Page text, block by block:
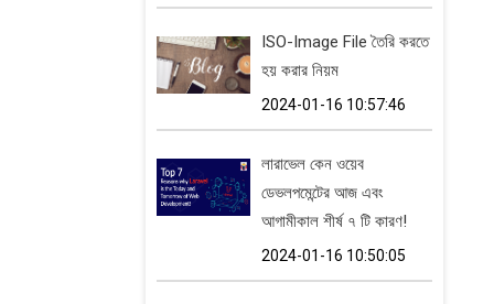
ISO-Image File তৈরি করতে
হয় করার নিয়ম
2024-01-16 10:57:46
লারাভেল কেন ওয়েব
ডেভলপমেন্টের আজ এবং
আগামীকাল শীর্ষ ৭ টি কারণ!
2024-01-16 10:50:05